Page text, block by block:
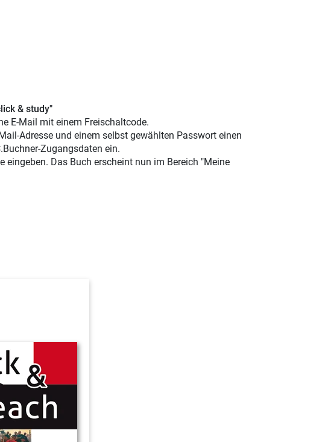
& study"
E-Mail mit einem Freischaltcode.
Adresse und einem selbst gewählten Passwort einen
Zugangsdaten ein.
eingeben. Das Buch erscheint nun im Bereich "Meine